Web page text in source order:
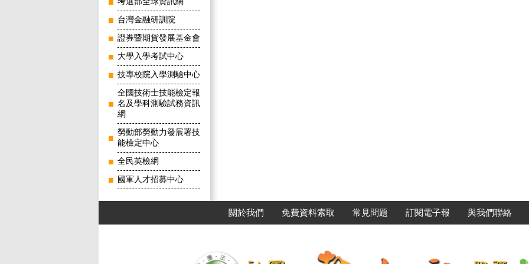
台灣金融研訓院
證券暨期貨發展基金會
大學入學考試中心
技專校院入學測驗中心
全國技術士技能檢定報
名及學科測驗試務資訊
網
勞動部勞動力發展署技
能檢定中心
全民英檢網
國軍人才招募中心
關於我們 免費資料索取 常見問題 訂閱電子報 與我們聯絡